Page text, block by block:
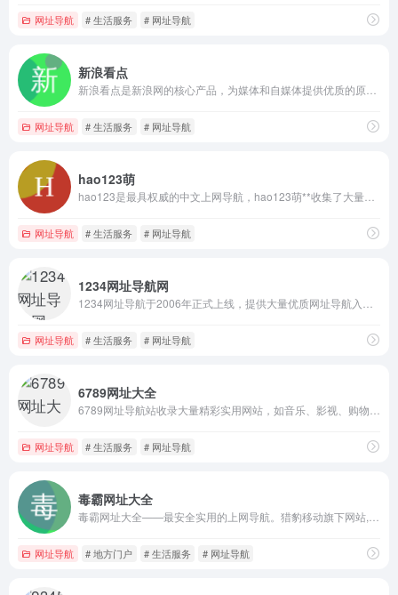
网址导航 # 生活服务 # 网址导航
新浪看点
网址导航 # 生活服务 # 网址导航
hao123萌
网址导航 # 生活服务 # 网址导航
1234网址导航网
网址导航 # 生活服务 # 网址导航
6789网址大全
网址导航 # 生活服务 # 网址导航
毒霸网址大全
网址导航 # 地方门户 # 生活服务 # 网址导航